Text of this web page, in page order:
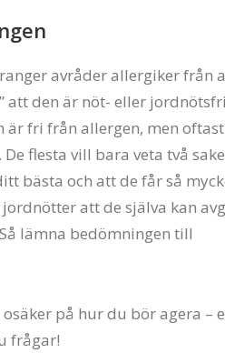
avråder allergiker från
att den är nöt- eller
fri från allergen, men
flesta vill bara veta två
bästa och att de får så
att de själva kan
lämna bedömningen till
på hur du bör agera –
frågar!